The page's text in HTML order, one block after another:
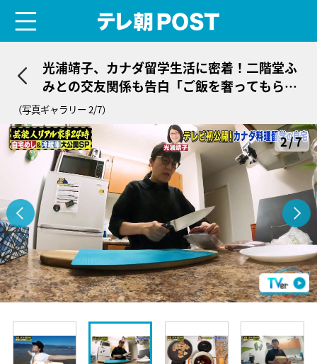
光浦靖子、カナダ留学生活に密着！二階堂ふ
みとの交友関係も告白「ご飯を奢ってもらっ
た」
（写真ギャラリー 2/7）
2/7